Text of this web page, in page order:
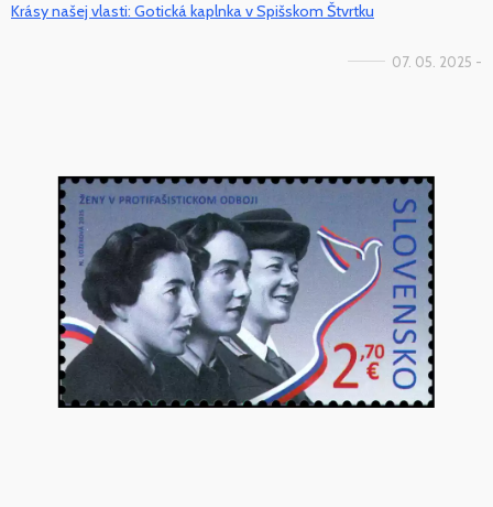
Krásy našej vlasti: Gotická kaplnka v Spišskom Štvrtku
07. 05. 2025 -